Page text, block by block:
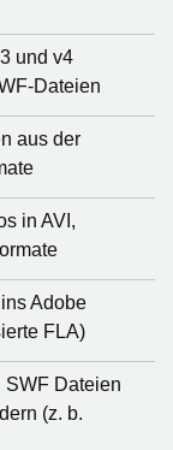
und v4
Dateien
aus der
in AVI,
Adobe
FLA)
SWF Dateien
(z. b.